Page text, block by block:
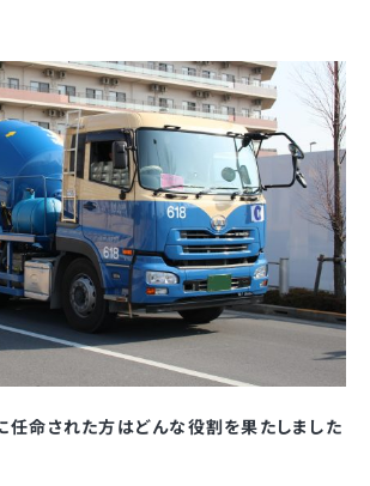
命された方はどんな役割を果たしました